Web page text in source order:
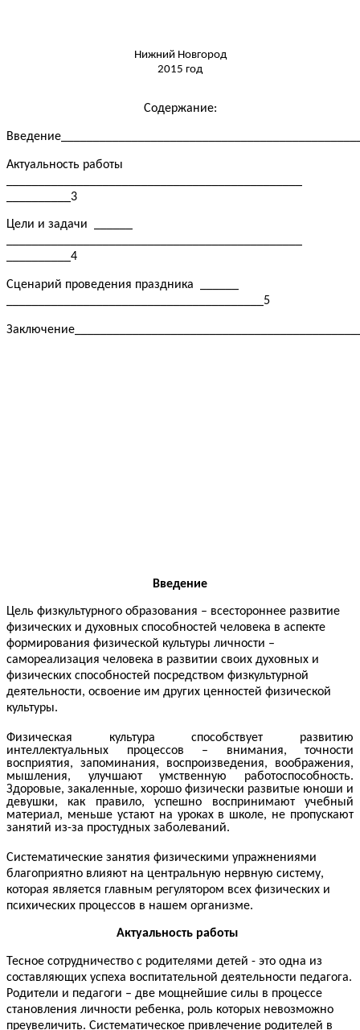
Нижний Новгород
2015 год
Содержание:
Актуальность работы
__________3
Цели и задачи ______
__________4
Сценарий проведения праздника ______
________________________________________5
Введение
Цель физкультурного образования – всестороннее развитие
физических и духовных способностей человека в аспекте
формирования физической культуры личности –
самореализация человека в развитии своих духовных и
физических способностей посредством физкультурной
деятельности, освоение им других ценностей физической
культуры.
Физическая культура способствует развитию
интеллектуальных процессов – внимания, точности
восприятия, запоминания, воспроизведения, воображения,
мышления, улучшают умственную работоспособность.
Здоровые, закаленные, хорошо физически развитые юноши и
девушки, как правило, успешно воспринимают учебный
материал, меньше устают на уроках в школе, не пропускают
занятий из-за простудных заболеваний.
Систематические занятия физическими упражнениями
благоприятно влияют на центральную нервную систему,
которая является главным регулятором всех физических и
психических процессов в нашем организме.
Актуальность работы
Тесное сотрудничество с родителями детей - это одна из
составляющих успеха воспитательной деятельности педагога.
Родители и педагоги – две мощнейшие силы в процессе
становления личности ребенка, роль которых невозможно
преувеличить. Систематическое привлечение родителей в